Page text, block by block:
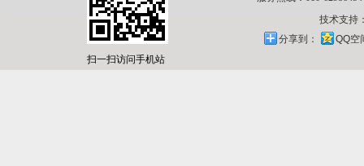
技术支持
分享到：
QQ空
扫一扫访问手机站